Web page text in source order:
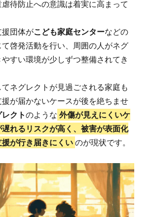
待防止への意識は着実に高まって
団体がこども家庭センターなどの
啓発活動を行い、周囲の人がネグ
すい環境が少しずつ整備されてき
ネグレクトが見過ごされる家庭も
が届かないケースが後を絶ちませ
レクトのような 外傷が見えにくいケ
れるリスクが高く、被害が表面化
が行き届きにくい のが現状です。